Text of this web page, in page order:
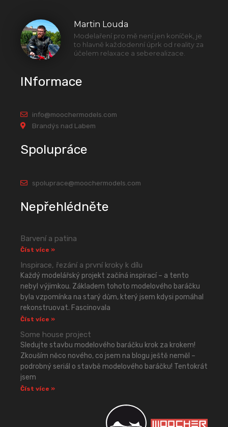
Martin Louda
Modelaření pro mě není jen koníček, je
to hlavně každodenní úprk od reality za
účelem relaxace a seberealizace.
INformace
info@moochermodels.com
Brandýs nad Labem
Spolupráce
spoluprace@moochermodels.com
Nepřehlédněte
Barvení a patina
Číst více »
Inspirace, řezání a první kroky k dílu
Každý modelářský projekt začíná inspirací – a tento
nebyl výjimkou. Základem tohoto modelového baráčku
byla vzpomínka na starý dům, který jsem kdysi pomáhal
rekonstruovat. Fascinovala
Číst více »
Some house project
Sledujte stavbu modelového baráčku krok za krokem!
Zkouším něco nového, co jsem na blogu ještě neměl –
podrobný seriál o stavbě modelového baráčku! Tentokrát
jsem
Číst více »